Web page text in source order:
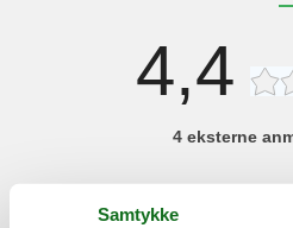
4,4
4 eksterne
Samtykke